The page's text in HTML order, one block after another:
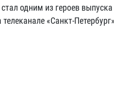
одним из героев
«Санкт-